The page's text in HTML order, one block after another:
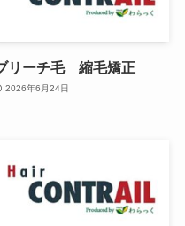
リーチ毛 縮毛矯正
2026年6月24日